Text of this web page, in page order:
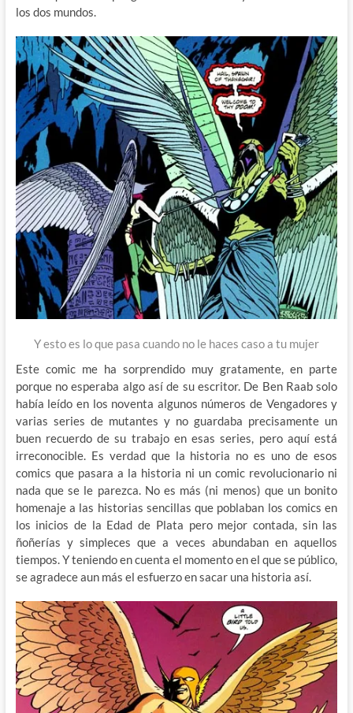
los dos mundos.
Y esto es lo que pasa cuando no le haces caso a tu mujer
Este comic me ha sorprendido muy gratamente, en parte
porque no esperaba algo así de su escritor. De Ben Raab solo
había leído en los noventa algunos números de Vengadores y
varias series de mutantes y no guardaba precisamente un
buen recuerdo de su trabajo en esas series, pero aquí está
irreconocible. Es verdad que la historia no es uno de esos
comics que pasara a la historia ni un comic revolucionario ni
nada que se le parezca. No es más (ni menos) que un bonito
homenaje a las historias sencillas que poblaban los comics en
los inicios de la Edad de Plata pero mejor contada, sin las
ñoñerías y simpleces que a veces abundaban en aquellos
tiempos. Y teniendo en cuenta el momento en el que se público,
se agradece aun más el esfuerzo en sacar una historia así.